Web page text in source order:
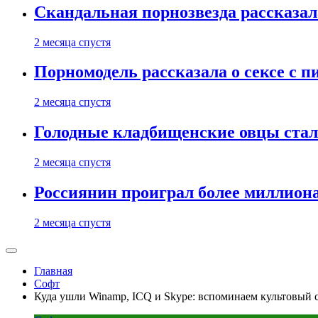
Скандальная порнозвезда
2 месяца спустя
Порномодель рассказала о сексе с
2 месяца спустя
Голодные кладбищенские овцы
2 месяца спустя
Россиянин проиграл более
2 месяца спустя
Главная
Софт
Куда ушли Winamp, ICQ и Skype: вспоминаем культовый